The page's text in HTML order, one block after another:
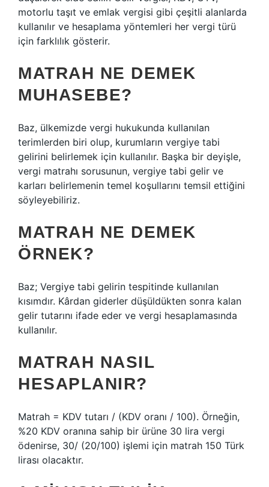
motorlu taşıt ve emlak vergisi gibi çeşitli alanlarda
kullanılır ve hesaplama yöntemleri her vergi türü
için farklılık gösterir.
MATRAH NE DEMEK
MUHASEBE?
Baz, ülkemizde vergi hukukunda kullanılan
terimlerden biri olup, kurumların vergiye tabi
gelirini belirlemek için kullanılır. Başka bir deyişle,
vergi matrahı sorusunun, vergiye tabi gelir ve
karları belirlemenin temel koşullarını temsil ettiğini
söyleyebiliriz.
MATRAH NE DEMEK
ÖRNEK?
Baz; Vergiye tabi gelirin tespitinde kullanılan
kısımdır. Kârdan giderler düşüldükten sonra kalan
gelir tutarını ifade eder ve vergi hesaplamasında
kullanılır.
MATRAH NASIL
HESAPLANIR?
Matrah = KDV tutarı / (KDV oranı / 100). Örneğin,
%20 KDV oranına sahip bir ürüne 30 lira vergi
ödenirse, 30/ (20/100) işlemi için matrah 150 Türk
lirası olacaktır.